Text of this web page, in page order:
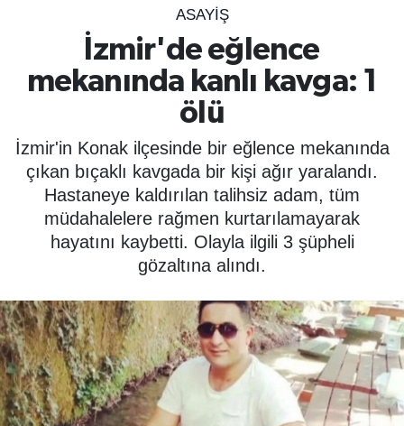
ASAYIŞ
İzmir'de eğlence
mekanında kanlı kavga: 1
ölü
İzmir'in Konak ilçesinde bir eğlence mekanında
çıkan bıçaklı kavgada bir kişi ağır yaralandı.
Hastaneye kaldırılan talihsiz adam, tüm
müdahalelere rağmen kurtarılamayarak
hayatını kaybetti. Olayla ilgili 3 şüpheli
gözaltına alındı.
SPOR
ÇEVRE
BİLİM - TEKNOLOJİ
KADIN
KÜLTÜR SANAT
MAGAZİN